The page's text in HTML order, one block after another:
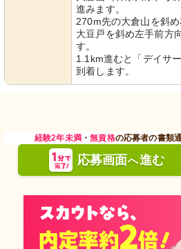
進みます。
270m先の大倉山を斜
大豆戸を斜め左手前方
す。
1.1km進むと「デイサ
到着します。
経験2年未満・無資格の応募者の書類
応募画面へ進む